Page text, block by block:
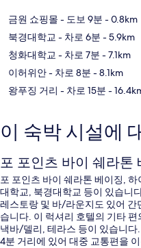
금원 쇼핑몰 - 도보 9분 - 0.8km
북경대학교 - 차로 6분 - 5.9km
청화대학교 - 차로 7분 - 7.1km
이허위안- 차로 8분 - 8.1km
왕푸징 거리 - 차로 15분 -
이 숙박 시설에
포 포인츠 바이 쉐라톤
포 포인츠 바이 쉐라톤 베이징,
대학교, 북경대학교 등이 있습니
레스토랑 및 바/라운지도 있어 간
습니다. 이 럭셔리 호텔의 기타
낵바/델리, 테라스 등이 있습니
4분 거리에 있어 대중 교통편을